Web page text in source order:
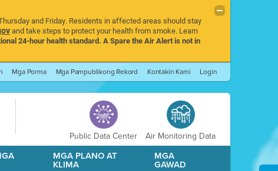
and Friday. Residents in affected areas should stay
and take steps to protect your health from smoke. Learn
24-hour health standard. A Spare the Air Alert is not in
Mga Porma Mga Pampublikong Rekord Kontakin Kami Login
Public Data Center Air Monitoring Data
MGA PLANO AT
KLIMA
MGA
GAWAD